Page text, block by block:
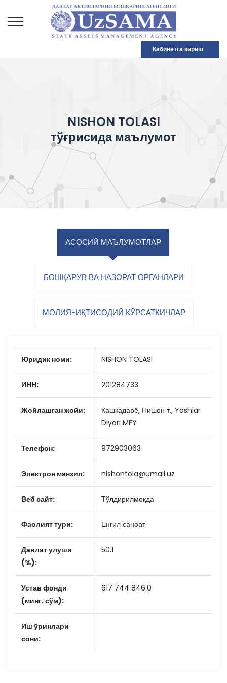
Кабинетга кириш
NISHON TOLASI
тўғрисида маълумот
АСОСИЙ МАЪЛУМОТЛАР
БОШҚАРУВ ВА НАЗОРАТ ОРГАНЛАРИ
МОЛИЯ-ИҚТИСОДИЙ КЎРСАТКИЧЛАР
Юридик номи: NISHON TOLASI
ИНН: 201284733
Жойлашган жойи:
Қашқадарё, Нишон т., Yoshlar
Diyori MFY
Телефон: 972903063
Электрон манзил: nishontola@umail.uz
Веб сайт: Тўлдирилмоқда
Фаолият тури: Енгил саноат
Давлат улуши
(%):
50.1
Устав фонди
(минг. сўм):
617 744 846.0
Иш ўринлари
сони: